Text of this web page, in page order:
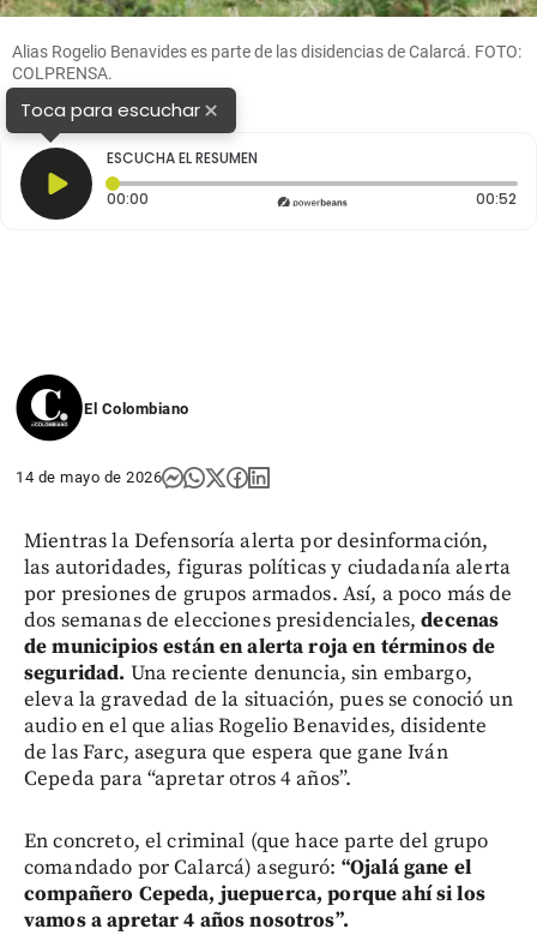
Alias Rogelio Benavides es parte de las disidencias de Calarcá. FOTO:
COLPRENSA.
Toca para escuchar×
ESCUCHA EL RESUMEN
00:00 Tiempo transcurrido: 0 segundos 00:52
El Colombiano
14 de mayo de 2026
Mientras la Defensoría alerta por desinformación,
las autoridades, figuras políticas y ciudadanía alerta
por presiones de grupos armados. Así, a poco más de
dos semanas de elecciones presidenciales,decenas
de municipios están en alerta roja en términos de
seguridad. Una reciente denuncia, sin embargo,
eleva la gravedad de la situación, pues se conoció un
audio en el que alias Rogelio Benavides, disidente
de las Farc, asegura que espera que gane Iván
Cepeda para “apretar otros 4 años”.
En concreto, el criminal (que hace parte del grupo
comandado por Calarcá) aseguró: “Ojalá gane el
compañero Cepeda, juepuerca, porque ahí si los
vamos a apretar 4 años nosotros”.